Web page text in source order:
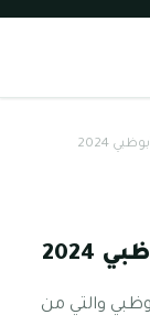
2024
والتي من